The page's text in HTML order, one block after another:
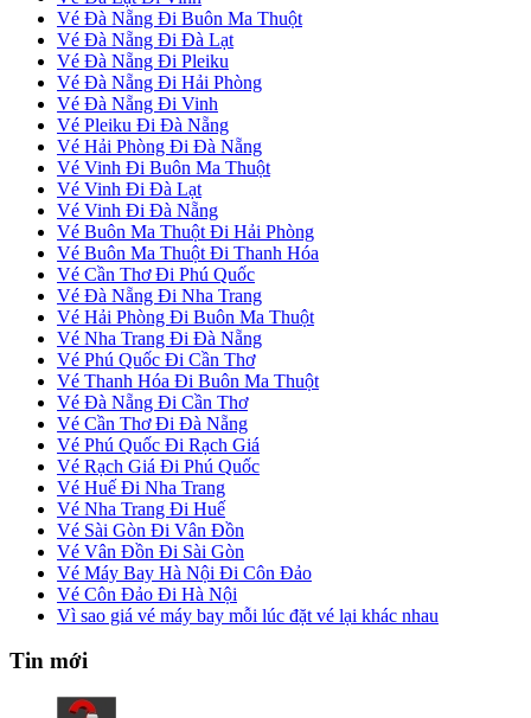
Vé Đà Nẵng Đi Buôn Ma Thuột
Vé Đà Nẵng Đi Đà Lạt
Vé Đà Nẵng Đi Pleiku
Vé Đà Nẵng Đi Hải Phòng
Vé Đà Nẵng Đi Vinh
Vé Pleiku Đi Đà Nẵng
Vé Hải Phòng Đi Đà Nẵng
Vé Vinh Đi Buôn Ma Thuột
Vé Vinh Đi Đà Lạt
Vé Vinh Đi Đà Nẵng
Vé Buôn Ma Thuột Đi Hải Phòng
Vé Buôn Ma Thuột Đi Thanh Hóa
Vé Cần Thơ Đi Phú Quốc
Vé Đà Nẵng Đi Nha Trang
Vé Hải Phòng Đi Buôn Ma Thuột
Vé Nha Trang Đi Đà Nẵng
Vé Phú Quốc Đi Cần Thơ
Vé Thanh Hóa Đi Buôn Ma Thuột
Vé Đà Nẵng Đi Cần Thơ
Vé Cần Thơ Đi Đà Nẵng
Vé Phú Quốc Đi Rạch Giá
Vé Rạch Giá Đi Phú Quốc
Vé Huế Đi Nha Trang
Vé Nha Trang Đi Huế
Vé Sài Gòn Đi Vân Đồn
Vé Vân Đồn Đi Sài Gòn
Vé Máy Bay Hà Nội Đi Côn Đảo
Vé Côn Đảo Đi Hà Nội
Vì sao giá vé máy bay mỗi lúc đặt vé lại khác nhau
Tin mới